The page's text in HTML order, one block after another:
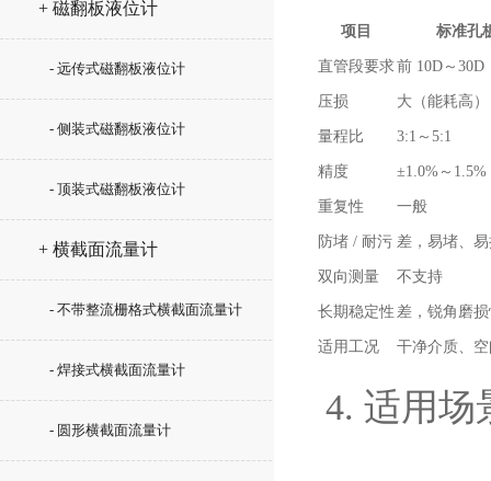
+ 磁翻板液位计
- 远传式磁翻板液位计
- 侧装式磁翻板液位计
- 顶装式磁翻板液位计
+ 横截面流量计
- 不带整流栅格式横截面流量计
- 焊接式横截面流量计
- 圆形横截面流量计
项目 标准孔
直管段要求前 10D～30D
压损 大（能耗高）
量程比 3:1～5:1
精度 ±1.0%～1.5%
重复性 一般
防堵 / 耐污 差，易堵、
双向测量 不支持
长期稳定性 差，锐角磨
适用工况 干净介质、
4. 适用场